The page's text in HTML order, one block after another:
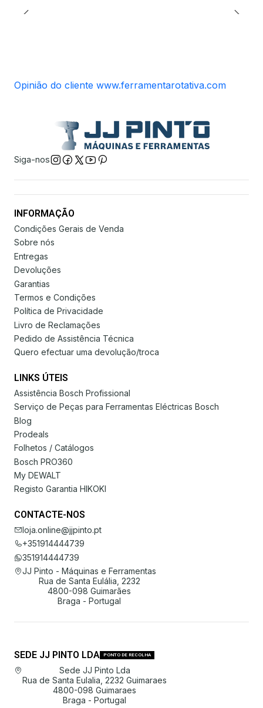
Opinião do cliente www.ferramentarotativa.com
Siga-nos
INFORMAÇÃO
Condições Gerais de Venda
Sobre nós
Entregas
Devoluções
Garantias
Termos e Condições
Política de Privacidade
Livro de Reclamações
Pedido de Assistência Técnica
Quero efectuar uma devolução/troca
LINKS ÚTEIS
Assistência Bosch Profissional
Serviço de Peças para Ferramentas Eléctricas Bosch
Blog
Prodeals
Folhetos / Catálogos
Bosch PRO360
My DEWALT
Registo Garantia HIKOKI
CONTACTE-NOS
loja.online@jjpinto.pt
+351914444739
351914444739
JJ Pinto - Máquinas e Ferramentas
Rua de Santa Eulália, 2232
4800-098 Guimarães
Braga - Portugal
SEDE JJ PINTO LDA PONTO DE RECOLHA
Sede JJ Pinto Lda
Rua de Santa Eulalia, 2232 Guimaraes
4800-098 Guimaraes
Braga - Portugal